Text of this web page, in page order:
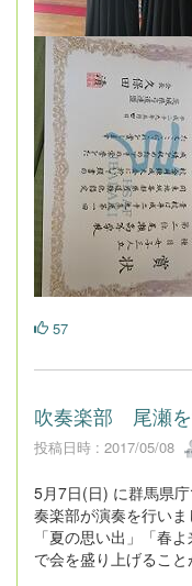
57
吹奏楽部 尾瀬
投稿日時 : 2017/05/08
5月7日(日) に群馬県
奏楽部が演奏を行いま
「夏の思い出」「春
で会を盛り上げること